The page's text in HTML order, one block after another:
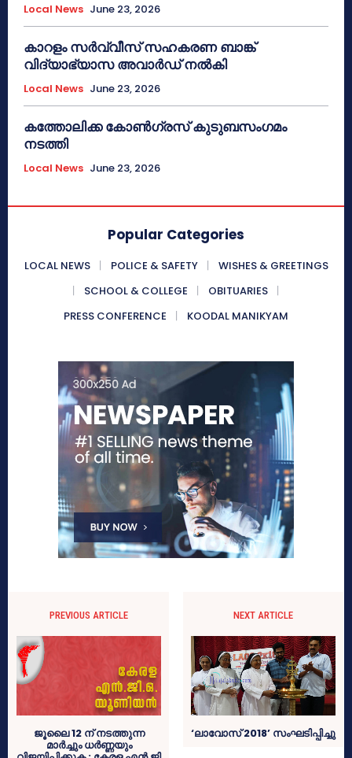
Local News June 23, 2026
കാറളം സർവ്വീസ് സഹകരണ ബാങ്ക്
വിദ്യാഭ്യാസ അവാർഡ് നൽകി
Local News June 23, 2026
കത്തോലിക്ക കോൺഗ്രസ് കുടുബസംഗമം
നടത്തി
Local News June 23, 2026
Popular Categories
LOCAL NEWS POLICE & SAFETY
WISHES & GREETINGS
SCHOOL & COLLEGE
OBITUARIES
PRESS CONFERENCE
KOODAL MANIKYAM
PREVIOUS ARTICLE
ജൂലൈ 12 ന് നടത്തുന്ന
മാര്‍ച്ചും ധര്‍ണ്ണയും
NEXT ARTICLE
‘ലാവോസ് 2018’ സംഘടിപ്പിച്ചു